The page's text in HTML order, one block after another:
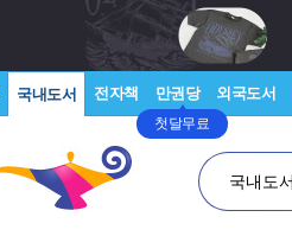
국내도서 전자책 만권당
첫달무료
외국도서
국내도